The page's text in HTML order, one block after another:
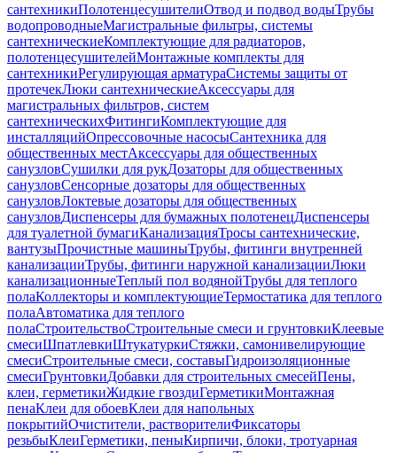
сантехникиПолотенцесушителиОтвод и подвод водыТрубы
водопроводныеМагистральные фильтры, системы
сантехническиеКомплектующие для радиаторов,
полотенцесушителейМонтажные комплекты для
сантехникиРегулирующая арматураСистемы защиты от
протечекЛюки сантехническиеАксессуары для
магистральных фильтров, систем
сантехническихФитингиКомплектующие для
инсталляцийОпрессовочные насосыСантехника для
общественных местАксессуары для общественных
санузловСушилки для рукДозаторы для общественных
санузловСенсорные дозаторы для общественных
санузловЛоктевые дозаторы для общественных
санузловДиспенсеры для бумажных полотенецДиспенсеры
для туалетной бумагиКанализацияТросы сантехнические,
вантузыПрочистные машиныТрубы, фитинги внутренней
канализацииТрубы, фитинги наружной канализацииЛюки
канализационныеТеплый пол водянойТрубы для теплого
полаКоллекторы и комплектующиеТермостатика для теплого
полаАвтоматика для теплого
полаСтроительствоСтроительные смеси и грунтовкиКлеевые
смесиШпатлевкиШтукатуркиСтяжки, самонивелирующие
смесиСтроительные смеси, составыГидроизоляционные
смесиГрунтовкиДобавки для строительных смесейПены,
клеи, герметикиЖидкие гвоздиГерметикиМонтажная
пенаКлеи для обоевКлеи для напольных
покрытийОчистители, растворителиФиксаторы
резьбыКлеиГерметики, пеныКирпичи, блоки, тротуарная